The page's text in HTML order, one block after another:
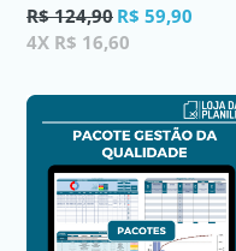
Preço
normal
R$ 124,90 R$ 59,90
4X R$ 16,60